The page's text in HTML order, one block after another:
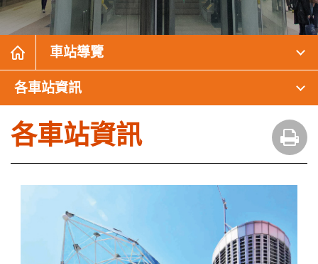
車站導覽
各車站資訊
各車站資訊